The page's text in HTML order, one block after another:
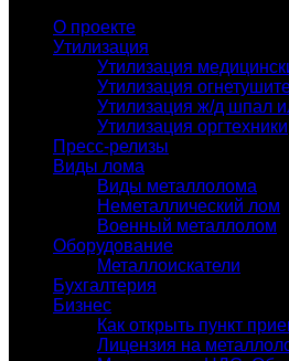
О проекте
Утилизация
Утилизация
Утилизация
Утилизация ж/д шпал
Утилизация оргтехники
Пресс-релизы
Виды лома
Виды металлолома
Неметаллический лом
Военный металлолом
Оборудование
Металлоискатели
Бухгалтерия
Бизнес
Как открыть пункт
Лицензия на